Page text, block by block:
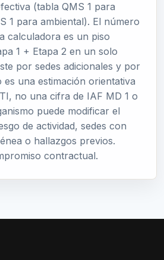
(tabla QMS 1 para
1 para ambiental). El número
calculadora es un piso
1 + Etapa 2 en un solo
por sedes adicionales y por
es una estimación orientativa
no una cifra de IAF MD 1 o
puede modificar el
de actividad, sedes con
o hallazgos previos.
contractual.